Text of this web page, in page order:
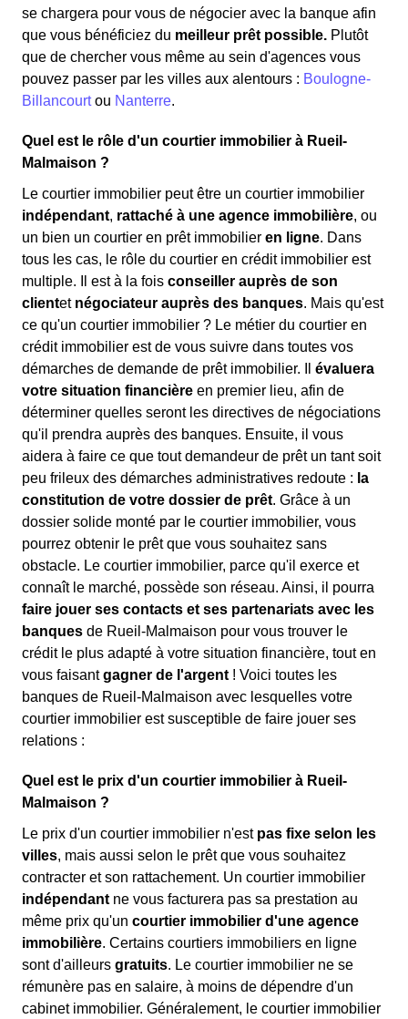
se chargera pour vous de négocier avec la banque afin
que vous bénéficiez du meilleur prêt possible. Plutôt
que de chercher vous même au sein d'agences vous
pouvez passer par les villes aux alentours : Boulogne-
Billancourtou Nanterre.
Quel est le rôle d'un courtier immobilier à Rueil-
Malmaison ?
Le courtier immobilier peut être un courtier immobilier
indépendant, rattaché à une agence immobilière, ou
un bien un courtier en prêt immobilier en ligne. Dans
tous les cas, le rôle du courtier en crédit immobilier est
multiple. Il est à la fois conseiller auprès de son
clientet négociateur auprès des banques. Mais qu'est
ce qu'un courtier immobilier ? Le métier du courtier en
crédit immobilier est de vous suivre dans toutes vos
démarches de demande de prêt immobilier. Il évaluera
votre situation financière en premier lieu, afin de
déterminer quelles seront les directives de négociations
qu'il prendra auprès des banques. Ensuite, il vous
aidera à faire ce que tout demandeur de prêt un tant soit
peu frileux des démarches administratives redoute : la
constitution de votre dossier de prêt. Grâce à un
dossier solide monté par le courtier immobilier, vous
pourrez obtenir le prêt que vous souhaitez sans
obstacle. Le courtier immobilier, parce qu'il exerce et
connaît le marché, possède son réseau. Ainsi, il pourra
faire jouer ses contacts et ses partenariats avec les
banques de Rueil-Malmaison pour vous trouver le
crédit le plus adapté à votre situation financière, tout en
vous faisantgagner de l'argent ! Voici toutes les
banques de Rueil-Malmaison avec lesquelles votre
courtier immobilier est susceptible de faire jouer ses
relations :
Quel est le prix d'un courtier immobilier à Rueil-
Malmaison ?
Le prix d'un courtier immobilier n'est pas fixe selon les
villes, mais aussi selon le prêt que vous souhaitez
contracter et son rattachement. Un courtier immobilier
indépendant ne vous facturera pas sa prestation au
même prix qu'un courtier immobilier d'une agence
immobilière. Certains courtiers immobiliers en ligne
sont d'ailleurs gratuits. Le courtier immobilier ne se
rémunère pas en salaire, à moins de dépendre d'un
cabinet immobilier. Généralement, le courtier immobilier